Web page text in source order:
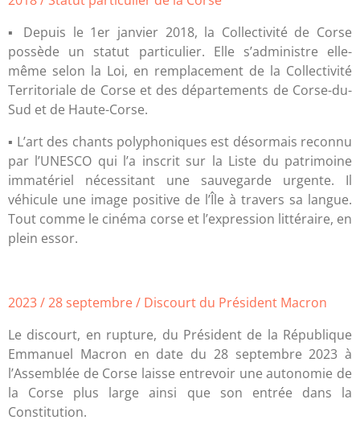
▪ Depuis le 1er janvier 2018, la Collectivité de Corse
possède un statut particulier. Elle s’administre elle-
même selon la Loi, en remplacement de la Collectivité
Territoriale de Corse et des départements de Corse-du-
Sud et de Haute-Corse.
▪ L’art des chants polyphoniques est désormais reconnu
par l’UNESCO qui l’a inscrit sur la Liste du patrimoine
immatériel nécessitant une sauvegarde urgente. Il
véhicule une image positive de l’Île à travers sa langue.
Tout comme le cinéma corse et l’expression littéraire, en
plein essor.
2023 / 28 septembre / Discourt du Président Macron
Le discourt, en rupture, du Président de la République
Emmanuel Macron en date du 28 septembre 2023 à
l’Assemblée de Corse laisse entrevoir une autonomie de
la Corse plus large ainsi que son entrée dans la
Constitution.